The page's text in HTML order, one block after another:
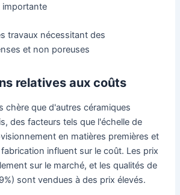
importante
travaux nécessitant des
et non poreuses
relatives aux coûts
chère que d'autres céramiques
des facteurs tels que l'échelle de
en matières premières et
influent sur le coût. Les prix
sur le marché, et les qualités de
sont vendues à des prix élevés.